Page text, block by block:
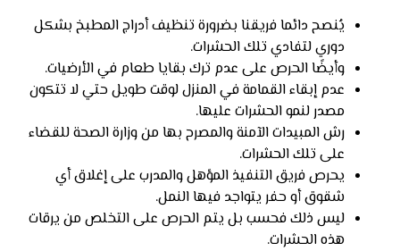
يُنصح دائما فريقنا بضرورة تنظيف أدراج المطبخ بشكل
دوري لتفادي تلك الحشرات.
وأيضًا الحرص على عدم ترك بقايا طعام في الأرضيات.
عدم إبقاء القمامة في المنزل لوقت طويل حتي لا تتكون
مصدر لنمو الحشرات عليها.
رش المبيدات الآمنة والمصرح بها من وزارة الصحة للقضاء
على تلك الحشرات.
يحرص فريق التنفيذ المؤهل والمدرب على إغلاق أي
شقوق أو حفر يتواجد فيها النمل.
ليس ذلك فحسب بل يتم الحرص على التخلص من يرقات
هذه الحشرات.